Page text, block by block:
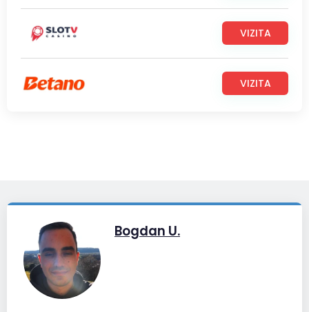
VIZITA
VIZITA
Bogdan U.